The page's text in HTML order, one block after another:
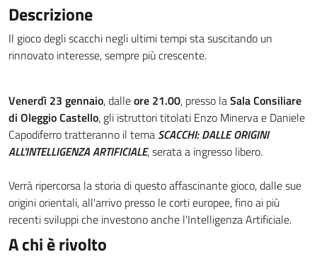
Descrizione
Il gioco degli scacchi negli ultimi tempi sta suscitando un
rinnovato interesse, sempre più crescente.
Venerdì 23 gennaio, dalleore 21.00, presso laSala Consiliare
di Oleggio Castello, gli istruttori titolati Enzo Minerva e Daniele
Capodiferro tratteranno il tema SCACCHI: DALLE ORIGINI
ALL'INTELLIGENZA ARTIFICIALE, serata a ingresso libero.
Verrà ripercorsa la storia di questo affascinante gioco, dalle sue
origini orientali, all'arrivo presso le corti europee, fino ai più
recenti sviluppi che investono anche l'Intelligenza Artificiale.
A chi è rivolto